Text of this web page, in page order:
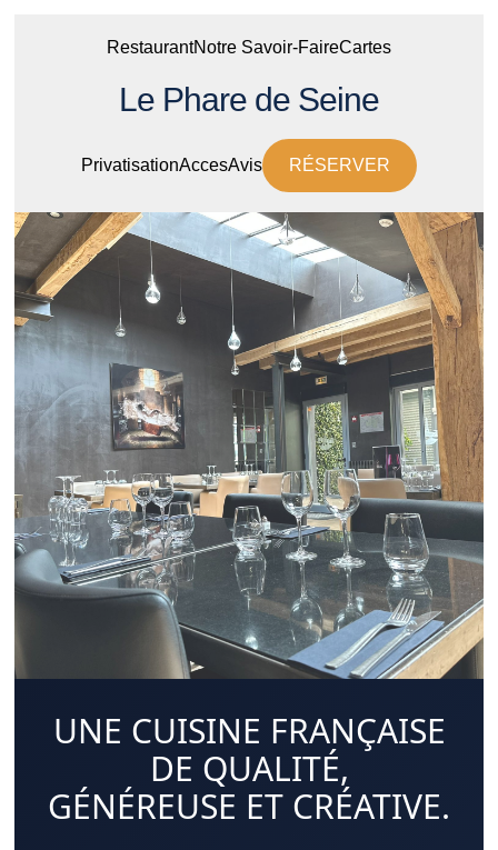
RestaurantNotre Savoir-FaireCartes
Le Phare de Seine
PrivatisationAccesAvis RÉSERVER
UNE CUISINE FRANÇAISE
DE QUALITÉ,
GÉNÉREUSE ET CRÉATIVE.